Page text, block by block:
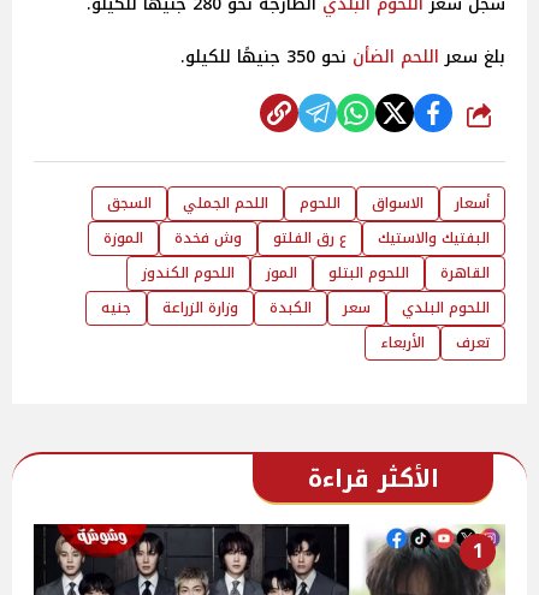
بلغ سعراللحم الضأن نحو 350 جنيهًا للكيلو.
شارك
أسعار الاسواق اللحوم اللحم الجملي
السجق
البفتيك والاستيك
ع رق الفلتو وش فخدة
الموزة
القاهرة
اللحوم البتلو الموز
اللحوم الكندوز
اللحوم البلدي
سعر الكبدة وزارة الزراعة
جنيه
تعرف
الأربعاء
الأكثر قراءة
1